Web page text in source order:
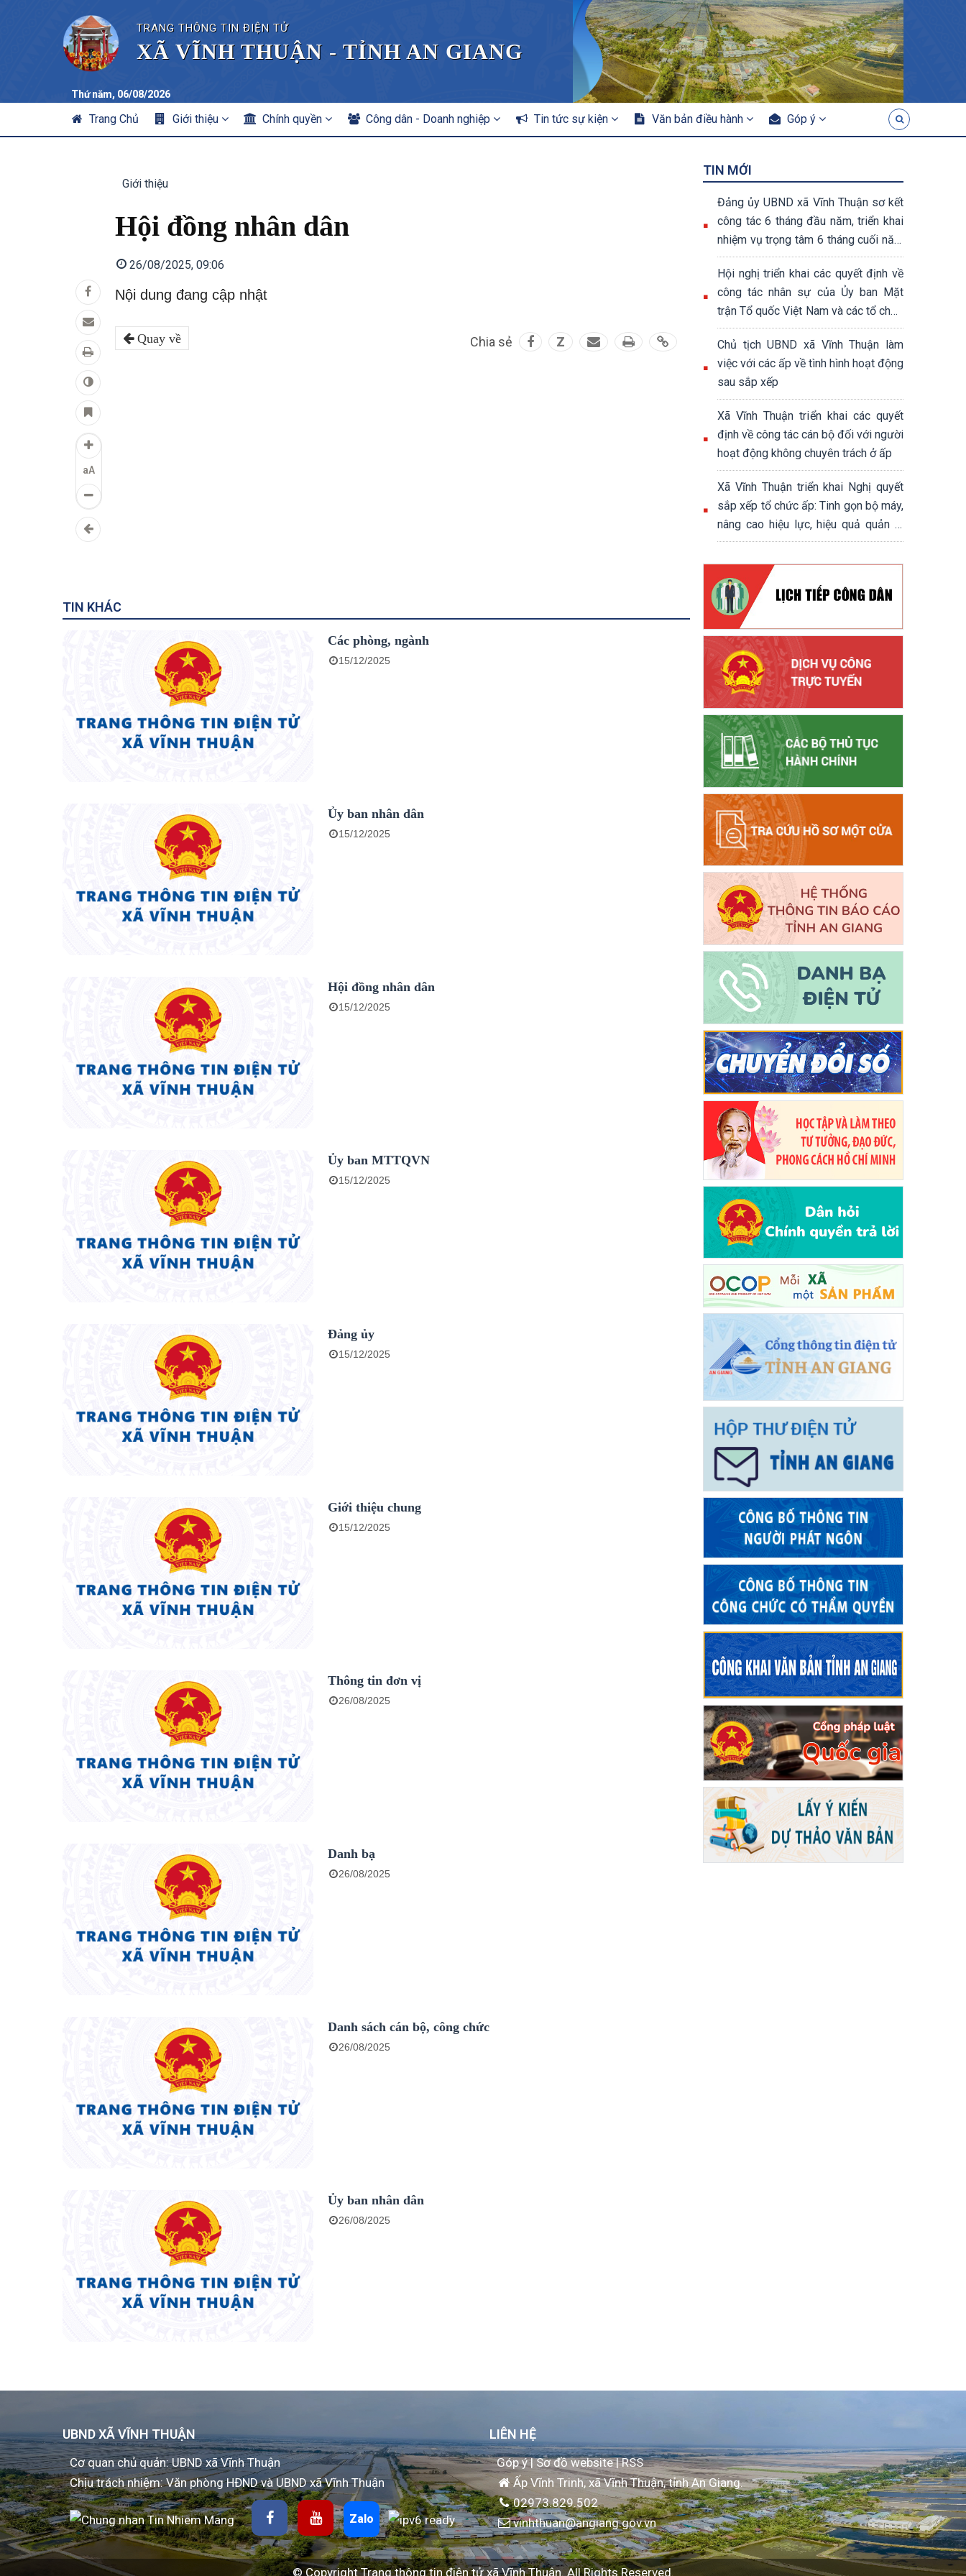
TRANG THÔNG TIN ĐIỆN TỬ
XÃ VĨNH THUẬN - TỈNH AN GIANG
Thứ năm, 06/08/2026
NAVIGATION
Trang Chủ Giới thiệu Chính quyền Công dân - Doanh nghiệp Tin tức sự kiện Văn bản điều hành Góp ý
aA
Giới thiệu
Hội đồng nhân dân
26/08/2025, 09:06
Nội dung đang cập nhật
Quay về Chia sẻ Z
TIN KHÁC
Các phòng, ngành
15/12/2025
Ủy ban nhân dân
15/12/2025
Hội đồng nhân dân
15/12/2025
Ủy ban MTTQVN
15/12/2025
Đảng ủy
15/12/2025
Giới thiệu chung
15/12/2025
Thông tin đơn vị
26/08/2025
Danh bạ
26/08/2025
Danh sách cán bộ, công chức
26/08/2025
Ủy ban nhân dân
26/08/2025
TIN MỚI
Đảng ủy UBND xã Vĩnh Thuận sơ kết
công tác 6 tháng đầu năm, triển khai
nhiệm vụ trọng tâm 6 tháng cuối năm
2026
Hội nghị triển khai các quyết định về
công tác nhân sự của Ủy ban Mặt
trận Tổ quốc Việt Nam và các tổ chức
chính trị - xã hội xã Vĩnh Thuận
Chủ tịch UBND xã Vĩnh Thuận làm
việc với các ấp về tình hình hoạt động
sau sắp xếp
Xã Vĩnh Thuận triển khai các quyết
định về công tác cán bộ đối với người
hoạt động không chuyên trách ở ấp
Xã Vĩnh Thuận triển khai Nghị quyết
sắp xếp tổ chức ấp: Tinh gọn bộ máy,
nâng cao hiệu lực, hiệu quả quản lý
cơ sở
UBND XÃ VĨNH THUẬN
Cơ quan chủ quản: UBND xã Vĩnh Thuận
Chịu trách nhiệm: Văn phòng HĐND và UBND xã Vĩnh Thuận
Zalo
LIÊN HỆ
Góp ý|Sơ đồ website|RSS
Ấp Vĩnh Trinh, xã Vĩnh Thuận, tỉnh An Giang.
02973.829.502
vinhthuan@angiang.gov.vn
© Copyright Trang thông tin điện tử xã Vĩnh Thuận. All Rights Reserved.